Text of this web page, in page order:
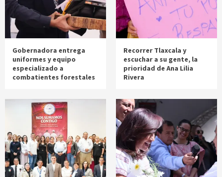
Gobernadora entrega
uniformes y equipo
especializado a
combatientes forestales
Recorrer Tlaxcala y
escuchar a su gente, la
prioridad de Ana Lilia
Rivera